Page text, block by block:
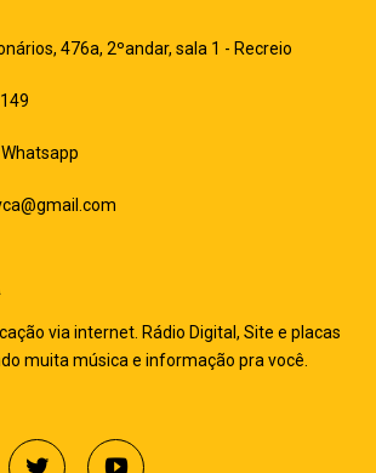
476a, 2ºandar, sala 1 - Recreio
via internet. Rádio Digital, Site e placas
muita música e informação pra você.